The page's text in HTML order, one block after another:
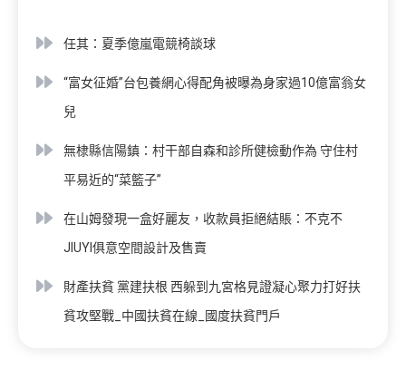
任其：夏季億嵐電競椅談球
“富女征婚”台包養網心得配角被曝為身家過10億富翁女
兒
無棣縣信陽鎮：村干部自森和診所健檢動作為 守住村
平易近的“菜籃子”
在山姆發現一盒好麗友，收款員拒絕結賬：不克不
JIUYI俱意空間設計及售賣
財產扶貧 黨建扶根 西躲到九宮格見證凝心聚力打好扶
貧攻堅戰_中國扶貧在線_國度扶貧門戶